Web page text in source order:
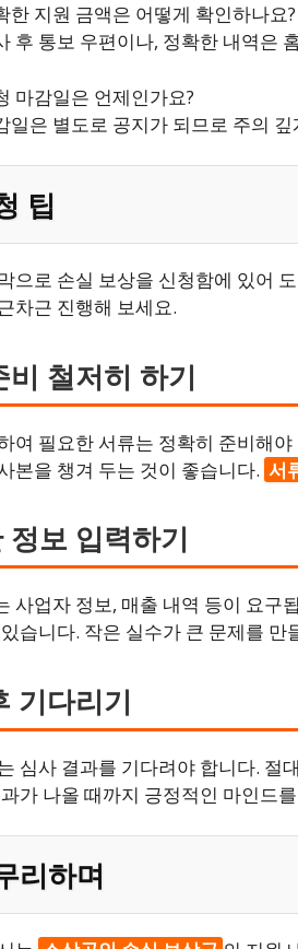
한 지원 금액은 어떻게 확인하나요?
후 통보 우편이나, 정확한 내역은
마감일은 언제인가요?
일은 별도로 공지가 되므로 주의
팁
으로 손실 보상을 신청함에 있어
차근 진행해 보세요.
비 철저히 하기
여 필요한 서류는 정확히 준비해
본을 챙겨 두는 것이 좋습니다. 서
정보 입력하기
사업자 정보, 매출 내역 등이 요구
습니다. 작은 실수가 큰 문제를 만
기다리기
심사 결과를 기다려야 합니다. 절
가 나올 때까지 긍정적인 마인드
리하며